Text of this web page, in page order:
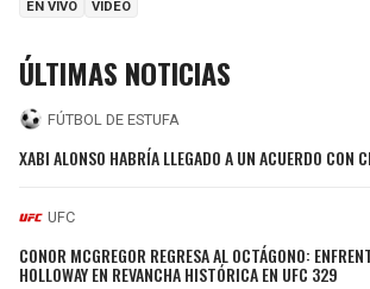
EN VIVO VIDEO
ÚLTIMAS NOTICIAS
FÚTBOL DE ESTUFA
XABI ALONSO HABRÍA LLEGADO A UN ACUERDO CON
UFC
CONOR MCGREGOR REGRESA AL OCTÁGONO:
HOLLOWAY EN REVANCHA HISTÓRICA EN UFC 329